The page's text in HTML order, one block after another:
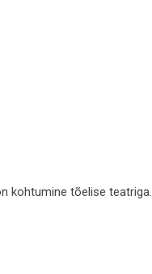
kohtumine tõelise teatriga.